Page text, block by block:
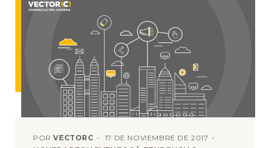
PORVECTORC
17 DE NOVIEMBRE DE 2017